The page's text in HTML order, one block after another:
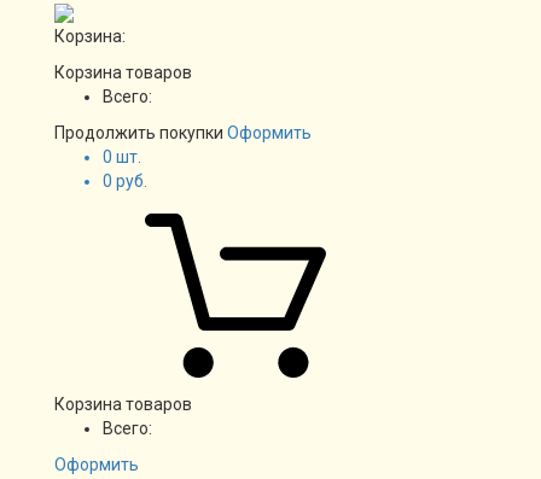
Корзина:
Корзина товаров
Всего:
Продолжить покупки Оформить
0 шт.
0 руб.
Корзина товаров
Всего:
Оформить